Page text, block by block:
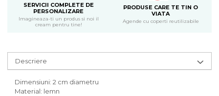
Ateliere - planse cu nisip colorat
SERVICII COMPLETE DE
PERSONALIZARE
Imagineaza-ti un produs si noi il
cream pentru tine!
PRODUSE CARE TE TIN O
VIATA
Agende cu coperti reutilizabile
Descriere
Dimensiuni: 2 cm diametru
Material: lemn